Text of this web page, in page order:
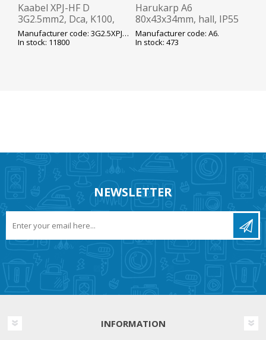
Kaabel XPJ-HF D
3G2.5mm2, Dca, K100,
valge, ø9mm, HF, 500V,
Prysmian
Manufacturer code: 3G2.5XPJ-HF-D-K100
In stock: 11800
Harukarp A6
80x43x34mm, hall, IP55
p.pealne, OBO
Manufacturer code: A6.
In stock: 473
NEWSLETTER
INFORMATION